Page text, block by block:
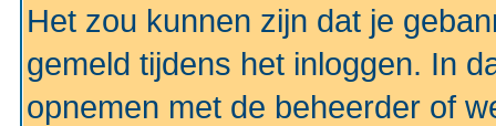
Het zou kunnen zijn dat je
gemeld tijdens het inloggen. In
opnemen met de beheerder of